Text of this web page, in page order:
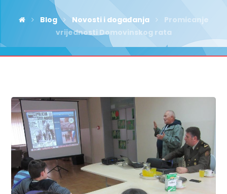
Blog Novosti i događanja
Promicanje
vrijednosti Domovinskog rata